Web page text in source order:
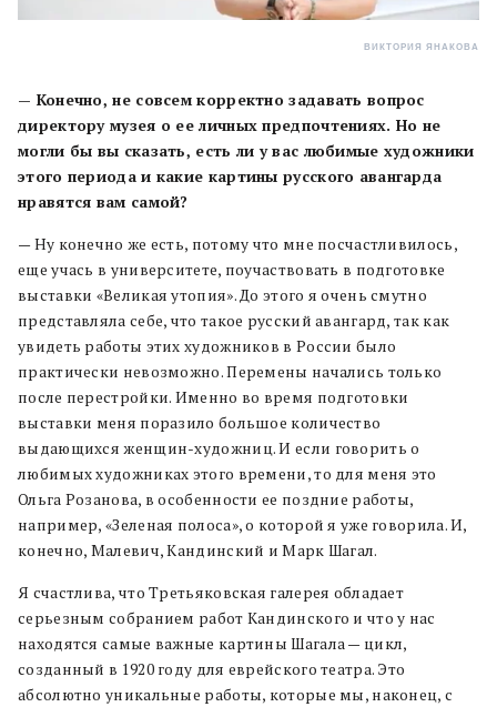
ВИКТОРИЯ ЯНАКОВА
— Конечно, не совсем корректно задавать вопрос
директору музея о ее личных предпочтениях. Но не
могли бы вы сказать, есть ли у вас любимые художники
этого периода и какие картины русского авангарда
нравятся вам самой?
— Ну конечно же есть, потому что мне посчастливилось,
еще учась в университете, поучаствовать в подготовке
выставки «Великая утопия». До этого я очень смутно
представляла себе, что такое русский авангард, так как
увидеть работы этих художников в России было
практически невозможно. Перемены начались только
после перестройки. Именно во время подготовки
выставки меня поразило большое количество
выдающихся женщин-художниц. И если говорить о
любимых художниках этого времени, то для меня это
Ольга Розанова, в особенности ее поздние работы,
например, «Зеленая полоса», о которой я уже говорила. И,
конечно, Малевич, Кандинский и Марк Шагал.
Я счастлива, что Третьяковская галерея обладает
серьезным собранием работ Кандинского и что у нас
находятся самые важные картины Шагала — цикл,
созданный в 1920 году для еврейского театра. Это
абсолютно уникальные работы, которые мы, наконец, с